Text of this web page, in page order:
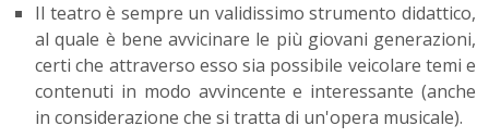
Il teatro è sempre un validissimo strumento didattico,
al quale è bene avvicinare le più giovani generazioni,
certi che attraverso esso sia possibile veicolare temi e
contenuti in modo avvincente e interessante (anche
in considerazione che si tratta di un'opera musicale).